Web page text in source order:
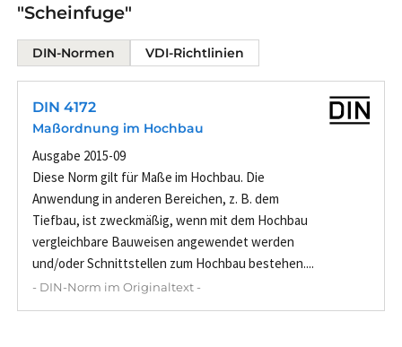
"Scheinfuge"
DIN-Normen VDI-Richtlinien
DIN 4172
Maßordnung im Hochbau
Ausgabe 2015-09
Diese Norm gilt für Maße im Hochbau. Die
Anwendung in anderen Bereichen, z. B. dem
Tiefbau, ist zweckmäßig, wenn mit dem Hochbau
vergleichbare Bauweisen angewendet werden
und/oder Schnittstellen zum Hochbau bestehen....
- DIN-Norm im Originaltext -